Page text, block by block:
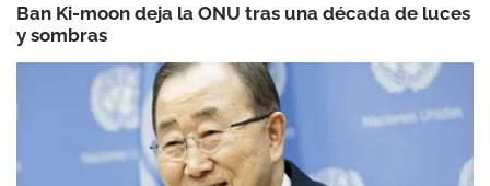
Ban Ki-moon deja la ONU tras una década de luces
y sombras